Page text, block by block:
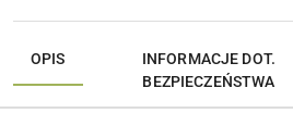
OPIS
INFORMACJE DOT.
BEZPIECZEŃSTWA